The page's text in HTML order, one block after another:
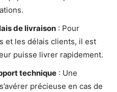
de livraison : Pour
et les délais clients, il est
puisse livrer rapidement.
technique : Une
précieuse en cas de